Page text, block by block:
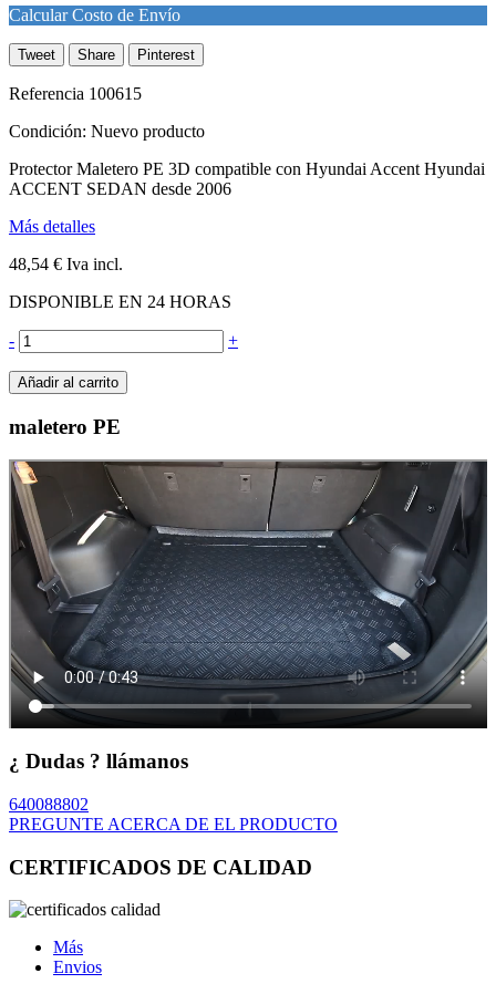
Calcular Costo de Envío
Tweet Share Pinterest
Referencia 100615
Condición: Nuevo producto
Protector Maletero PE 3D compatible con Hyundai Accent Hyundai
ACCENT SEDAN desde 2006
Más detalles
48,54 € Iva incl.
DISPONIBLE EN 24 HORAS
- +
Añadir al carrito
maletero PE
¿ Dudas ? llámanos
640088802
PREGUNTE ACERCA DE EL PRODUCTO
CERTIFICADOS DE CALIDAD
Más
Envios